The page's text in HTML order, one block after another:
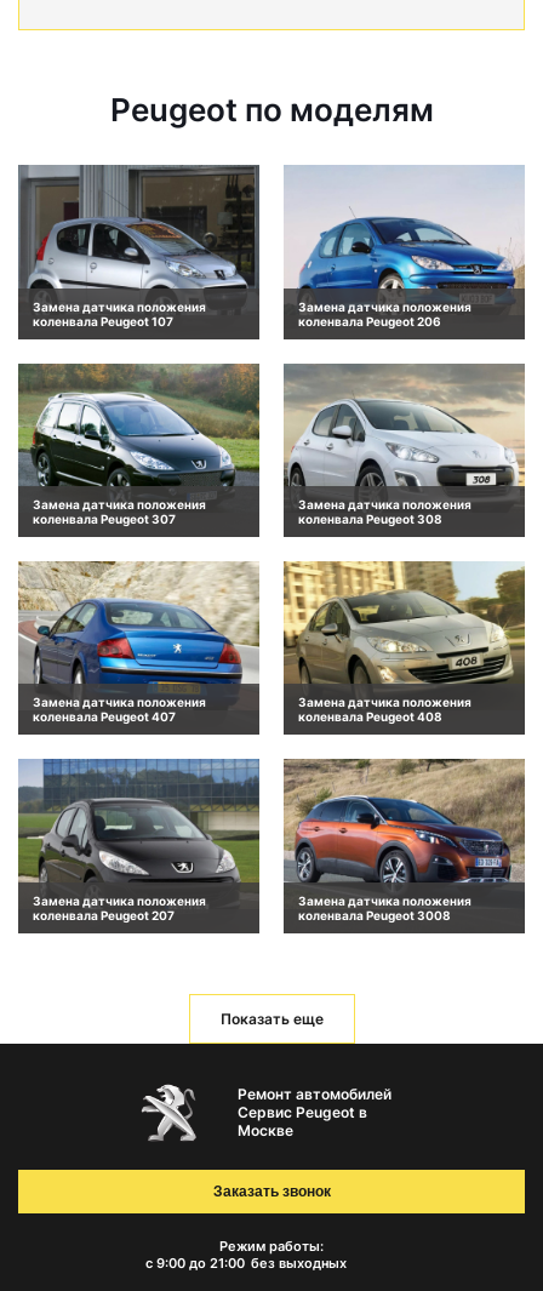
Peugeot по моделям
Замена датчика положения
коленвала Peugeot 107
Замена датчика положения
коленвала Peugeot 206
Замена датчика положения
коленвала Peugeot 307
Замена датчика положения
коленвала Peugeot 308
Замена датчика положения
коленвала Peugeot 407
Замена датчика положения
коленвала Peugeot 408
Замена датчика положения
коленвала Peugeot 207
Замена датчика положения
коленвала Peugeot 3008
Показать еще
Ремонт автомобилей
Сервис Peugeot в
Москве
Режим работы:
с 9:00 до 21:00 без выходных
Заказать звонок